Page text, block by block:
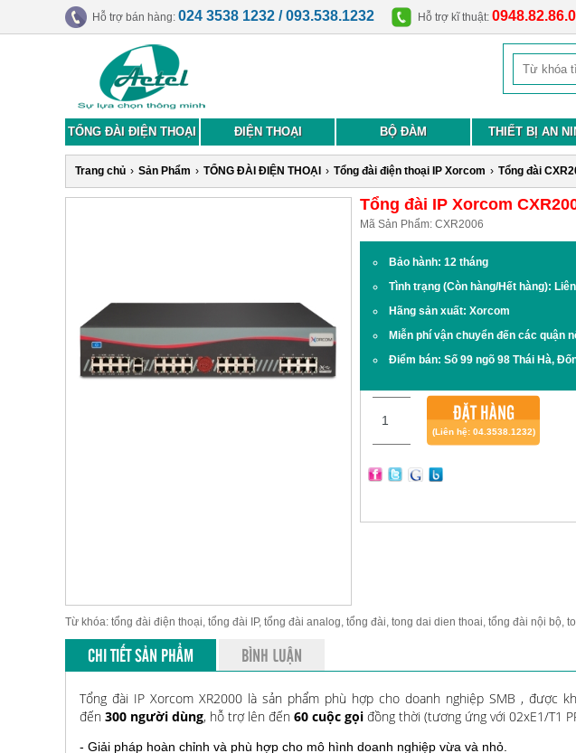
Hỗ trợ bán hàng: 024 3538 1232 / 093.538.1232 Hỗ trợ kĩ thuật:
TỔNG ĐÀI ĐIỆN THOẠI ĐIỆN THOẠI BỘ ĐÀM THIẾT BỊ AN
Trang chủ › Sản Phẩm › TỔNG ĐÀI ĐIỆN THOẠI › Tổng đài điện thoại IP Xorcom › Tổng đài
Tổng đài IP Xorcom
Mã Sản Phẩm: CXR2006
Bảo hành: 12 tháng
Tình trạng (Còn hàng/Hết hàng):
Hãng sản xuất: Xorcom
Miễn phí vận chuyển đến các quận
Điểm bán: Số 99 ngõ 98 Thái Hà,
ĐẶT HÀNG
(Liên hệ: 04.3538.1232)
Từ khóa: tổng đài điện thoại, tổng đài IP, tổng đài analog, tổng đài, tong dai dien thoai, tổng đài nội bộ,
CHI TIẾT SẢN PHẨM BÌNH LUẬN
Tổng đài IP Xorcom XR2000 là sản phẩm phù hợp cho doanh nghiệp SMB , được
đến 300 người dùng, hỗ trợ lên đến 60 cuộc gọi đồng thời (tương ứng với 02xE1/T1
- Giải pháp hoàn chỉnh và phù hợp cho mô hình doanh nghiệp vừa và nhỏ.